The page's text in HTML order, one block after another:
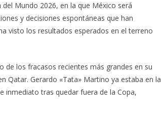
Mundo 2026, en la que México será
y decisiones espontáneas que han
visto los resultados esperados en el terreno
de los fracasos recientes más grandes en su
Qatar. Gerardo «Tata» Martino ya estaba en la
inmediato tras quedar fuera de la Copa,